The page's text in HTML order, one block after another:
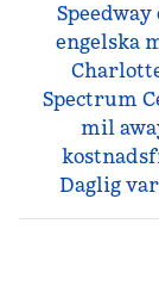
engelska
Spectrum
mil
Daglig